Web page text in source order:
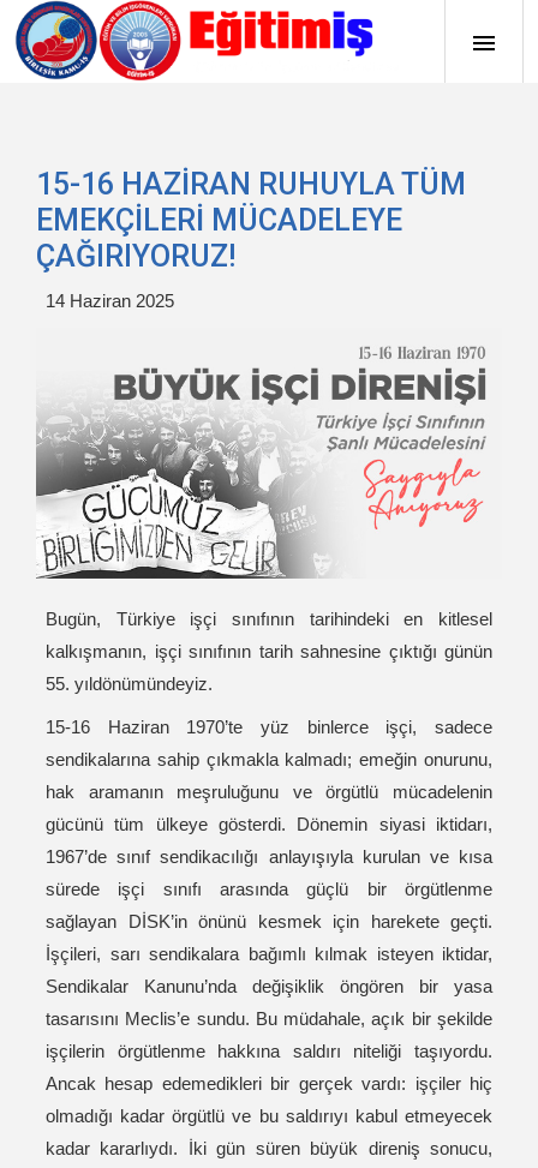
15-16 HAZİRAN RUHUYLA TÜM
EMEKÇİLERİ MÜCADELEYE
ÇAĞIRIYORUZ!
14 Haziran 2025
Bugün, Türkiye işçi sınıfının tarihindeki en kitlesel
kalkışmanın, işçi sınıfının tarih sahnesine çıktığı günün
55. yıldönümündeyiz.
15-16 Haziran 1970’te yüz binlerce işçi, sadece
sendikalarına sahip çıkmakla kalmadı; emeğin onurunu,
hak aramanın meşruluğunu ve örgütlü mücadelenin
gücünü tüm ülkeye gösterdi. Dönemin siyasi iktidarı,
1967’de sınıf sendikacılığı anlayışıyla kurulan ve kısa
sürede işçi sınıfı arasında güçlü bir örgütlenme
sağlayan DİSK’in önünü kesmek için harekete geçti.
İşçileri, sarı sendikalara bağımlı kılmak isteyen iktidar,
Sendikalar Kanunu’nda değişiklik öngören bir yasa
tasarısını Meclis’e sundu. Bu müdahale, açık bir şekilde
işçilerin örgütlenme hakkına saldırı niteliği taşıyordu.
Ancak hesap edemedikleri bir gerçek vardı: işçiler hiç
olmadığı kadar örgütlü ve bu saldırıyı kabul etmeyecek
kadar kararlıydı. İki gün süren büyük direniş sonucu,